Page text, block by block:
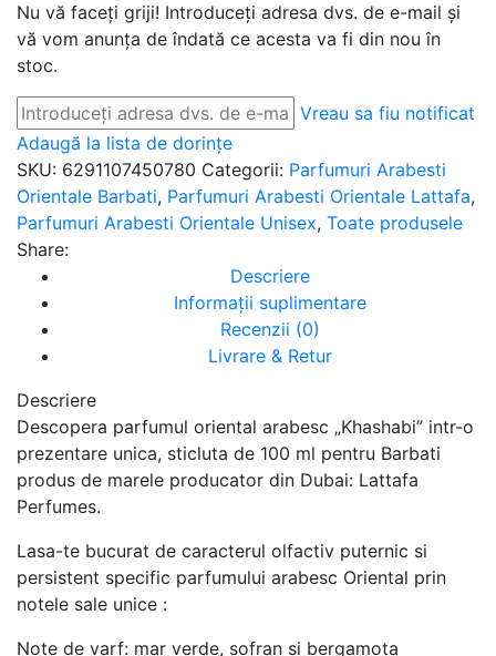
Nu vă faceți griji! Introduceți adresa dvs. de e-mail și
vă vom anunța de îndată ce acesta va fi din nou în
stoc.
Vreau sa fiu notificat
Adaugă la lista de dorințe
SKU: 6291107450780 Categorii: Parfumuri Arabesti
Orientale Barbati, Parfumuri Arabesti Orientale Lattafa,
Parfumuri Arabesti Orientale Unisex, Toate produsele
Share:
Descriere
Informații suplimentare
Recenzii (0)
Livrare & Retur
Descriere
Descopera parfumul oriental arabesc „Khashabi” intr-o
prezentare unica, sticluta de 100 ml pentru Barbati
produs de marele producator din Dubai: Lattafa
Perfumes.
Lasa-te bucurat de caracterul olfactiv puternic si
persistent specific parfumului arabesc Oriental prin
notele sale unice :
Note de varf: mar verde, sofran si bergamota